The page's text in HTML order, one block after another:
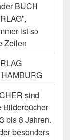
BUCH
ist so
Zeilen
sind
Bilderbücher
bis 8 Jahren.
besonders